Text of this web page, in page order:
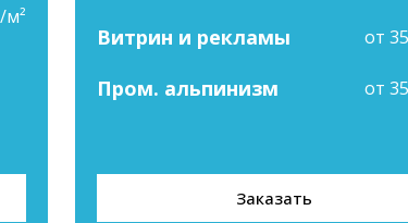
м²
Витрин и рекламы от
Пром. альпинизм от
Заказать